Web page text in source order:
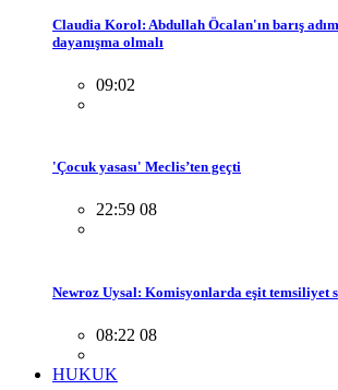
Claudia Korol: Abdullah Öcalan'ın barış
dayanışma olmalı
09:02
'Çocuk yasası' Meclis’ten geçti
22:59 08
Newroz Uysal: Komisyonlarda eşit temsiliyet
08:22 08
HUKUK